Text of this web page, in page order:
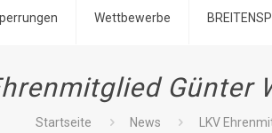
Wettbewerbe
Günter
Startseite News LKV